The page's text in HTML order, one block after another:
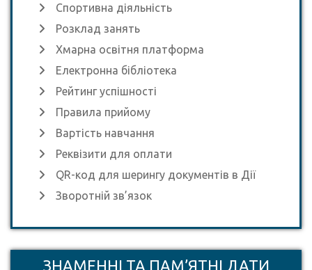
Спортивна діяльність
Розклад занять
Хмарна освітня платформа
Електронна бібліотека
Рейтинг успішності
Правила прийому
Вартість навчання
Реквізити для оплати
QR-код для шерингу документів в Дії
Зворотній зв’язок
ЗНАМЕННІ ТА ПАМ’ЯТНІ ДАТИ